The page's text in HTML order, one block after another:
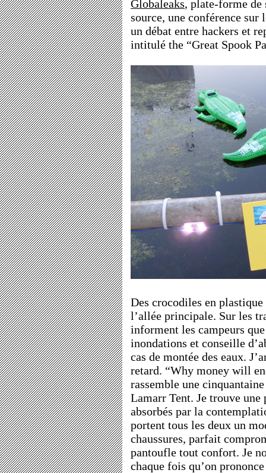
Globaleaks, plate-forme de
source, une conférence
un débat entre hackers et
intitulé the “Great Spook
Des crocodiles en
l’allée principale. Sur les
informent les campeurs
inondations et conseille
cas de montée des eaux.
retard. “Why money will
rassemble une
Lamarr Tent. Je trouve une
absorbés par la
portent tous les deux un
chaussures, parfait
pantoufle tout confort. Je
chaque fois qu’on